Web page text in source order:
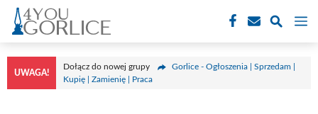
Przejdź
treści
UWAGA!
Dołącz do nowej grupy
Gorlice - Ogłoszenia | Sprzedam |
Kupię | Zamienię | Praca